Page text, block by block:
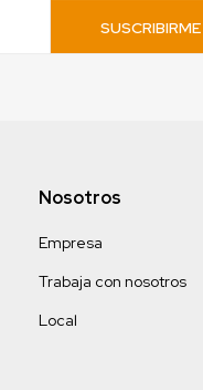
SUSCRIBIRME
Nosotros
Empresa
Trabaja con nosotros
Local